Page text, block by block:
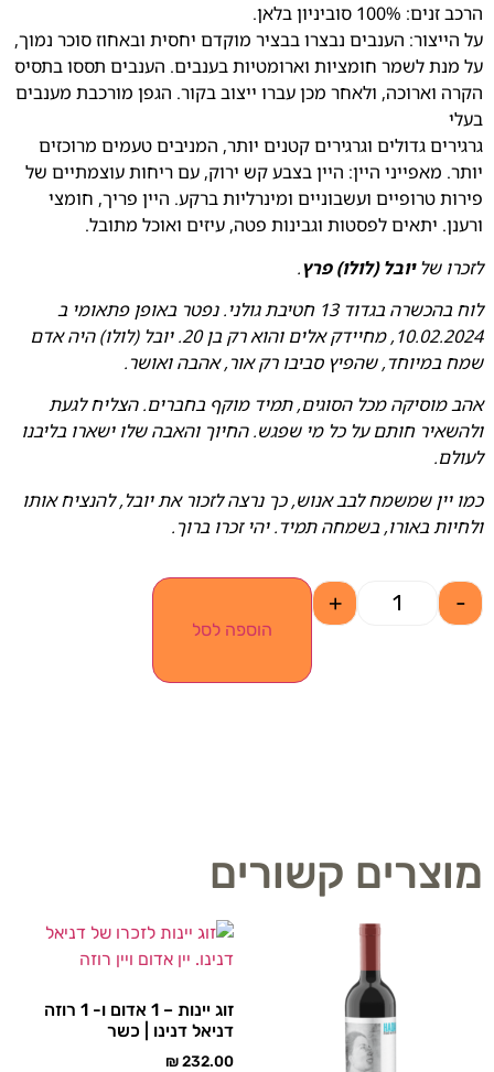
הרכב זנים: 100% סוביניון בלאן.
על הייצור: הענבים נבצרו בבציר מוקדם יחסית ובאחוז סוכר נמוך,
על מנת לשמר חומציות וארומטיות בענבים. הענבים תססו בתסיס
הקרה וארוכה, ולאחר מכן עברו ייצוב בקור. הגפן מורכבת מענבים
בעלי
גרגירים גדולים וגרגירים קטנים יותר, המניבים טעמים מרוכזים
יותר. מאפייני היין: היין בצבע קש ירוק, עם ריחות עוצמתיים של
פירות טרופיים ועשבוניים ומינרליות ברקע. היין פריך, חומצי
ורענן. יתאים לפסטות וגבינות פטה, עיזים ואוכל מתובל.
לזכרו שליובל (לולו) פרץ.
לוח בהכשרה בגדוד 13 חטיבת גולני. נפטר באופן פתאומי ב
10.02.2024, מחיידק אלים והוא רק בן 20. יובל (לולו) היה אדם
שמח במיוחד, שהפיץ סביבו רק אור, אהבה ואושר.
אהב מוסיקה מכל הסוגים, תמיד מוקף בחברים. הצליח לגעת
ולהשאיר חותם על כל מי שפגש. החיוך והאבה שלו ישארו בליבנו
לעולם.
כמו יין שמשמח לבב אנוש, כך נרצה לזכור את יובל, להנציח אותו
ולחיות באורו, בשמחה תמיד. יהי זכרו ברוך.
-
+
הוספה לסל
מוצרים קשורים
זוג יינות – 1 אדום ו- 1 רוזה
דניאל דנינו | כשר
₪232.00